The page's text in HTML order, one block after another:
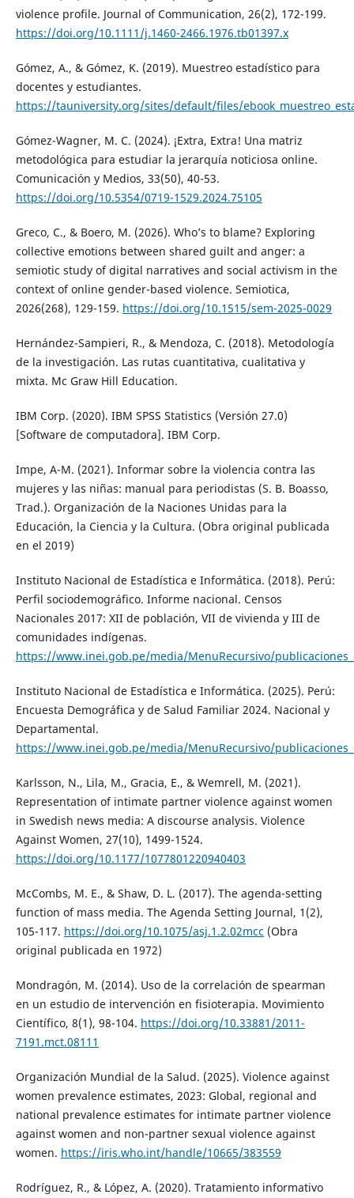
violence profile. Journal of Communication, 26(2), 172-199.
https://doi.org/10.1111/j.1460-2466.1976.tb01397.x
Gómez, A., & Gómez, K. (2019). Muestreo estadístico para
docentes y estudiantes.
https://tauniversity.org/sites/default/files/
Gómez-Wagner, M. C. (2024). ¡Extra, Extra! Una matriz
metodológica para estudiar la jerarquía noticiosa online.
Comunicación y Medios, 33(50), 40-53.
https://doi.org/10.5354/0719-1529.2024.75105
Greco, C., & Boero, M. (2026). Who’s to blame? Exploring
collective emotions between shared guilt and anger: a
semiotic study of digital narratives and social activism in the
context of online gender-based violence. Semiotica,
2026(268), 129-159. https://doi.org/10.1515/sem-2025-0029
Hernández-Sampieri, R., & Mendoza, C. (2018). Metodología
de la investigación. Las rutas cuantitativa, cualitativa y
mixta. Mc Graw Hill Education.
IBM Corp. (2020). IBM SPSS Statistics (Versión 27.0)
[Software de computadora]. IBM Corp.
Impe, A-M. (2021). Informar sobre la violencia contra las
mujeres y las niñas: manual para periodistas (S. B. Boasso,
Trad.). Organización de la Naciones Unidas para la
Educación, la Ciencia y la Cultura. (Obra original publicada
en el 2019)
Instituto Nacional de Estadística e Informática. (2018). Perú:
Perfil sociodemográfico. Informe nacional. Censos
Nacionales 2017: XII de población, VII de vivienda y III de
comunidades indígenas.
https://www.inei.gob.pe/media/MenuRecursivo/
Instituto Nacional de Estadística e Informática. (2025). Perú:
Encuesta Demográfica y de Salud Familiar 2024. Nacional y
Departamental.
https://www.inei.gob.pe/media/MenuRecursivo/
Karlsson, N., Lila, M., Gracia, E., & Wemrell, M. (2021).
Representation of intimate partner violence against women
in Swedish news media: A discourse analysis. Violence
Against Women, 27(10), 1499-1524.
https://doi.org/10.1177/1077801220940403
McCombs, M. E., & Shaw, D. L. (2017). The agenda-setting
function of mass media. The Agenda Setting Journal, 1(2),
105-117. https://doi.org/10.1075/asj.1.2.02mcc (Obra
original publicada en 1972)
Mondragón, M. (2014). Uso de la correlación de spearman
en un estudio de intervención en fisioterapia. Movimiento
Científico, 8(1), 98-104. https://doi.org/10.33881/2011-
7191.mct.08111
Organización Mundial de la Salud. (2025). Violence against
women prevalence estimates, 2023: Global, regional and
national prevalence estimates for intimate partner violence
against women and non-partner sexual violence against
women. https://iris.who.int/handle/10665/383559
Rodríguez, R., & López, A. (2020). Tratamiento informativo